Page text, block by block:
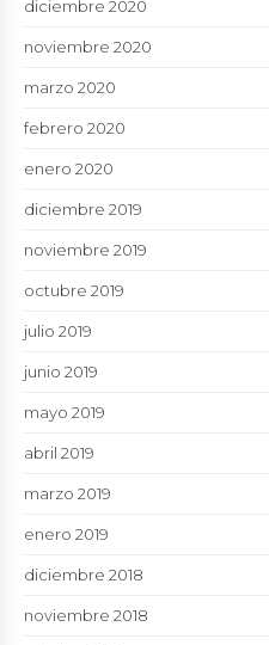
diciembre 2020
noviembre 2020
marzo 2020
febrero 2020
enero 2020
diciembre 2019
noviembre 2019
octubre 2019
julio 2019
junio 2019
mayo 2019
abril 2019
marzo 2019
enero 2019
diciembre 2018
noviembre 2018